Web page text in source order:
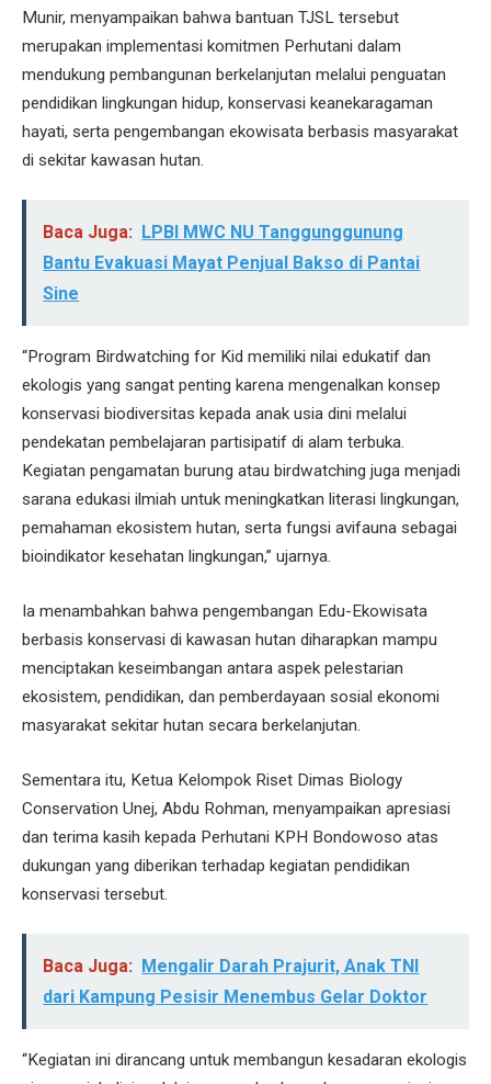
Munir, menyampaikan bahwa bantuan TJSL tersebut
merupakan implementasi komitmen Perhutani dalam
mendukung pembangunan berkelanjutan melalui penguatan
pendidikan lingkungan hidup, konservasi keanekaragaman
hayati, serta pengembangan ekowisata berbasis masyarakat
di sekitar kawasan hutan.
Baca Juga: LPBI MWC NU Tanggunggunung
Bantu Evakuasi Mayat Penjual Bakso di Pantai
Sine
“Program Birdwatching for Kid memiliki nilai edukatif dan
ekologis yang sangat penting karena mengenalkan konsep
konservasi biodiversitas kepada anak usia dini melalui
pendekatan pembelajaran partisipatif di alam terbuka.
Kegiatan pengamatan burung atau birdwatching juga menjadi
sarana edukasi ilmiah untuk meningkatkan literasi lingkungan,
pemahaman ekosistem hutan, serta fungsi avifauna sebagai
bioindikator kesehatan lingkungan,” ujarnya.
Ia menambahkan bahwa pengembangan Edu-Ekowisata
berbasis konservasi di kawasan hutan diharapkan mampu
menciptakan keseimbangan antara aspek pelestarian
ekosistem, pendidikan, dan pemberdayaan sosial ekonomi
masyarakat sekitar hutan secara berkelanjutan.
Sementara itu, Ketua Kelompok Riset Dimas Biology
Conservation Unej, Abdu Rohman, menyampaikan apresiasi
dan terima kasih kepada Perhutani KPH Bondowoso atas
dukungan yang diberikan terhadap kegiatan pendidikan
konservasi tersebut.
Baca Juga: Mengalir Darah Prajurit, Anak TNI
dari Kampung Pesisir Menembus Gelar Doktor
“Kegiatan ini dirancang untuk membangun kesadaran ekologis